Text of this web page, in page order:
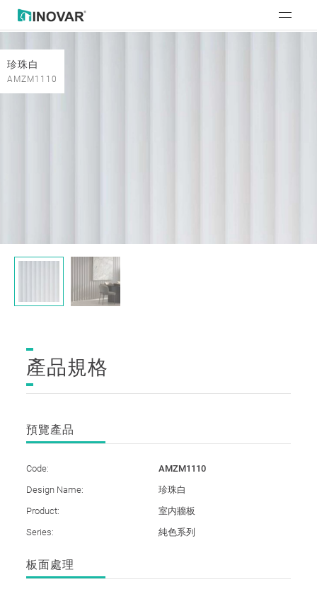
珍珠白
AMZM1110
產品規格
預覽產品
Code:
AMZM1110
Design Name:
珍珠白
Product:
室内牆板
Series:
純色系列
板面處理